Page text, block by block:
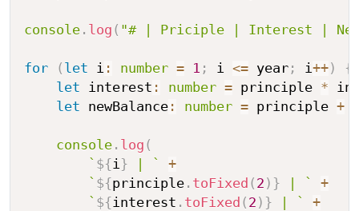
console. log ( "# | Priciple | Interest | New
for ( let i : number = 1 ; i <= year; i ++)
{
let interest : number = principle *
let newBalance: number = principle +
console. log (
` ${i } `
+
` ${principle. toFixed ( 2 ) } `
+
` ${interest . toFixed ( 2 ) } `
+